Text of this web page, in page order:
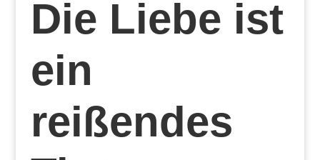
Die Liebe ist
ein
reißendes